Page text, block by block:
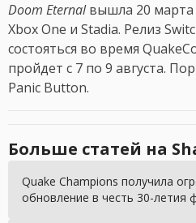
Doom Eternalвышла 20 марта
Xbox One и Stadia. Релиз
состояться во время
пройдет с 7 по 9 августа.
Panic Button.
Больше статей на
Quake Champions получила
обновление в честь 30-летия